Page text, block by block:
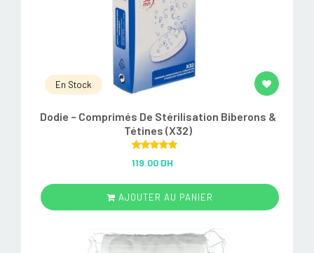
En Stock
Dodie – Comprimés De Stérilisation Biberons &
Tétines (X32)
out of 5
119.00 DH
AJOUTER AU PANIER